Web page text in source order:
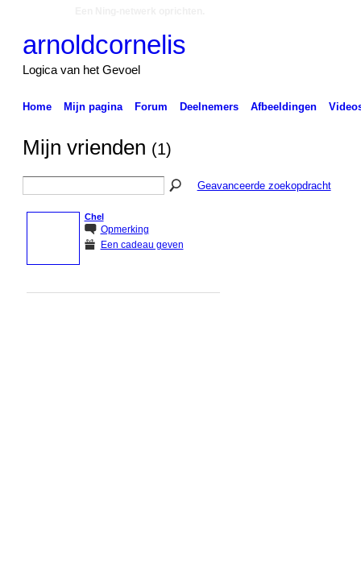
arnoldcornelis
Logica van het Gevoel
Home Mijn pagina Forum Deelnemers Afbeeldingen
Mijn vrienden (1)
Geavanceerde zoekopdracht
Chel
Opmerking
Een cadeau geven